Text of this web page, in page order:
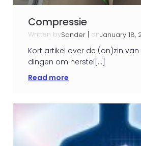
Compressie
Written bySander onJanuary 18,
Kort artikel over de (on)zin
dingen om herstel[…]
Read more